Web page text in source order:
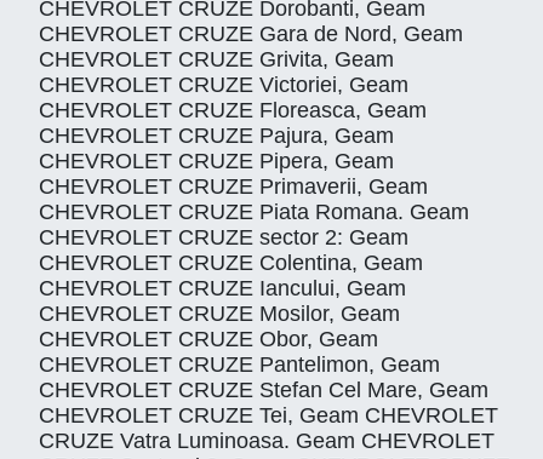
CHEVROLET CRUZE Dorobanti, Geam
CHEVROLET CRUZE Gara de Nord, Geam
CHEVROLET CRUZE Grivita, Geam
CHEVROLET CRUZE Victoriei, Geam
CHEVROLET CRUZE Floreasca, Geam
CHEVROLET CRUZE Pajura, Geam
CHEVROLET CRUZE Pipera, Geam
CHEVROLET CRUZE Primaverii, Geam
CHEVROLET CRUZE Piata Romana. Geam
CHEVROLET CRUZE sector 2: Geam
CHEVROLET CRUZE Colentina, Geam
CHEVROLET CRUZE Iancului, Geam
CHEVROLET CRUZE Mosilor, Geam
CHEVROLET CRUZE Obor, Geam
CHEVROLET CRUZE Pantelimon, Geam
CHEVROLET CRUZE Stefan Cel Mare, Geam
CHEVROLET CRUZE Tei, Geam CHEVROLET
CRUZE Vatra Luminoasa. Geam CHEVROLET